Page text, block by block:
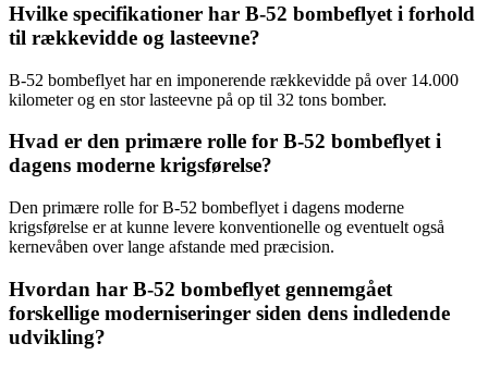
Hvilke specifikationer har B-52 bombeflyet i forhold
til rækkevidde og lasteevne?
B-52 bombeflyet har en imponerende rækkevidde på over 14.000
kilometer og en stor lasteevne på op til 32 tons bomber.
Hvad er den primære rolle for B-52 bombeflyet i
dagens moderne krigsførelse?
Den primære rolle for B-52 bombeflyet i dagens moderne
krigsførelse er at kunne levere konventionelle og eventuelt også
kernevåben over lange afstande med præcision.
Hvordan har B-52 bombeflyet gennemgået
forskellige moderniseringer siden dens indledende
udvikling?